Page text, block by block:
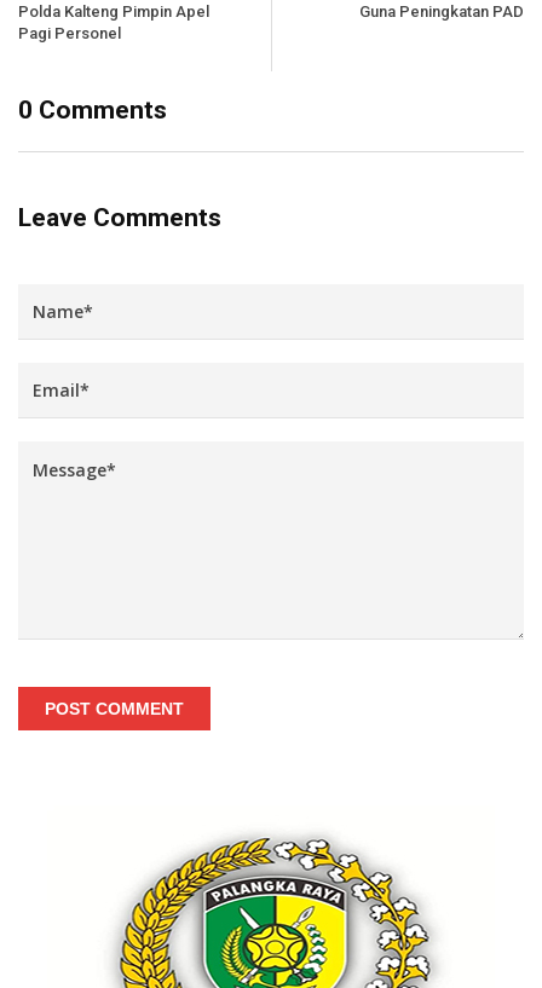
Polda Kalteng Pimpin Apel
Pagi Personel
Guna Peningkatan PAD
0 Comments
Leave Comments
POST COMMENT